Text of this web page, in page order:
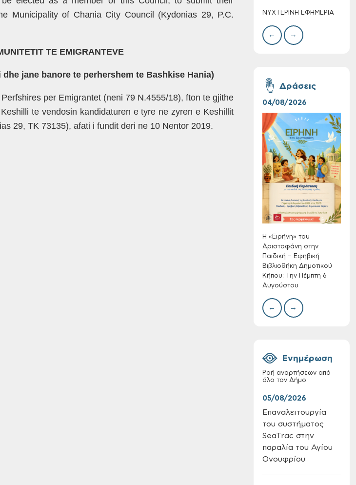
Municipality of Chania City Council
(Kydonias 29, P.C.
TE EMIGRANTEVE
jane banore te perhershem te BashkiseHania)
per Emigrantet (neni 79 N.4555/18), fton te gjithe
te vendosin kandidaturen e tyre ne zyren e Keshillit
29, TK 73135), afati i fundit deri ne 10 Nentor 2019.
SeaTrac στην
παραλία του Αγίου
Ονουφρίου
Η «Ειρήνη» του
Αριστοφάνη στην
Παιδική – Εφηβική
Βιβλιοθήκη
Δημοτικού Κήπου:
Την Πέμπτη 6
Αυγούστου
Διακοπή νερού στην
Πλαστήρα της Δ.Κ.
Τσικαλαριών
Πίνακες Κατάταξης
& Βαθμολογίας,
Πίνακες
προσληπτέων και
Ονομαστικοί πίνακες
ΝΥΧΤΕΡΙΝΗ ΕΦΗΜΕΡΙΑ
← →
Δράσεις
04/08/2026
Η «Ειρήνη» του
Αριστοφάνη στην
Παιδική – Εφηβική
Βιβλιοθήκη Δημοτικού
Κήπου: Την Πέμπτη 6
Αυγούστου
με
← →
Ενημέρωση
Ροή αναρτήσεων από
όλο τον Δήμο
05/08/2026
Επαναλειτουργία
του συστήματος
SeaTrac στην
παραλία του Αγίου
Ονουφρίου